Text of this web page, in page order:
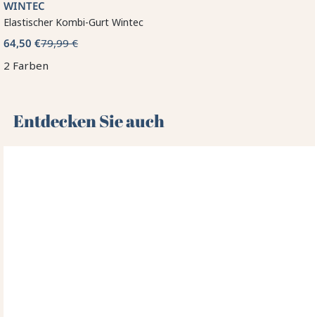
WINTEC
Elastischer Kombi-Gurt Wintec
64,50 €79,99 €
2 Farben
Entdecken Sie auch 🌻